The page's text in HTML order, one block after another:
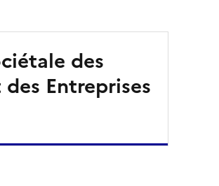
des
Entreprises